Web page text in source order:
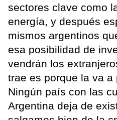
sectores clave como
energía, y después
mismos argentinos
esa posibilidad de
vendrán los
trae es porque la va a
Ningún país con las
Argentina deja de